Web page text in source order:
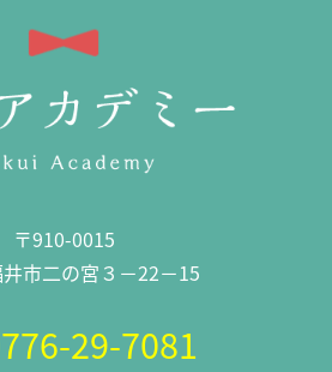
〒910-0015
市二の宮３－22－15
29-7081